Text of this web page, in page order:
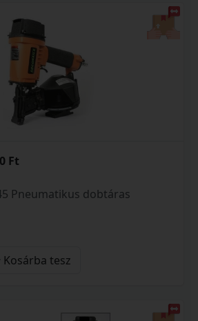
Ft
Pneumatikus dobtáras
Kosárba tesz